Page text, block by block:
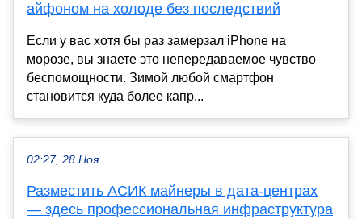
айфоном на холоде без последствий
Если у вас хотя бы раз замерзал iPhone на
морозе, вы знаете это непередаваемое чувство
беспомощности. Зимой любой смартфон
становится куда более капр...
02:27, 28 Ноя
Разместить АСИК майнеры в дата-центрах
— здесь профессиональная инфраструктура